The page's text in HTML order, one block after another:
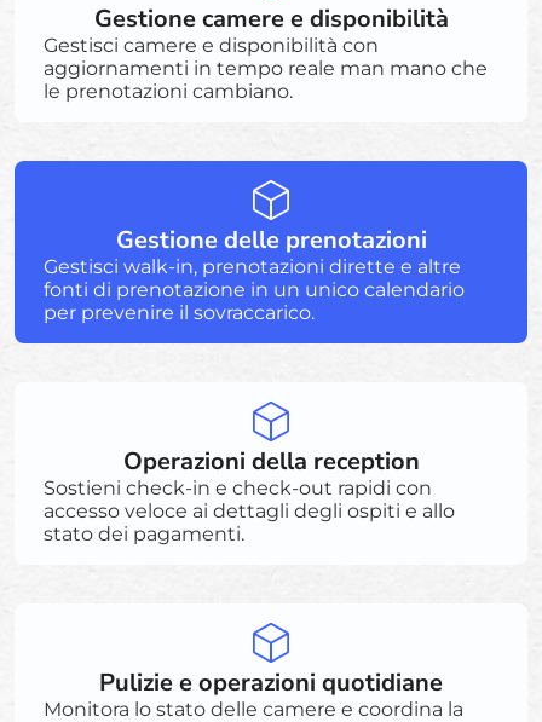
Gestione camere e disponibilità
Gestisci camere e disponibilità con
aggiornamenti in tempo reale man mano che
le prenotazioni cambiano.
Gestione delle prenotazioni
Gestisci walk-in, prenotazioni dirette e altre
fonti di prenotazione in un unico calendario
per prevenire il sovraccarico.
Operazioni della reception
Sostieni check-in e check-out rapidi con
accesso veloce ai dettagli degli ospiti e allo
stato dei pagamenti.
Pulizie e operazioni quotidiane
Monitora lo stato delle camere e coordina la